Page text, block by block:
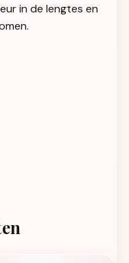
in de lengtes en